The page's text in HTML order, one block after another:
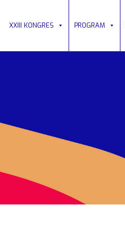
XXIII KONGRES PROGRAM